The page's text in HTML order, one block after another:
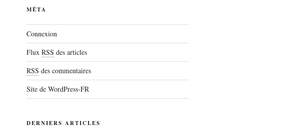
MÉTA
Connexion
Flux RSS des articles
RSS des commentaires
Site de WordPress-FR
DERNIERS ARTICLES